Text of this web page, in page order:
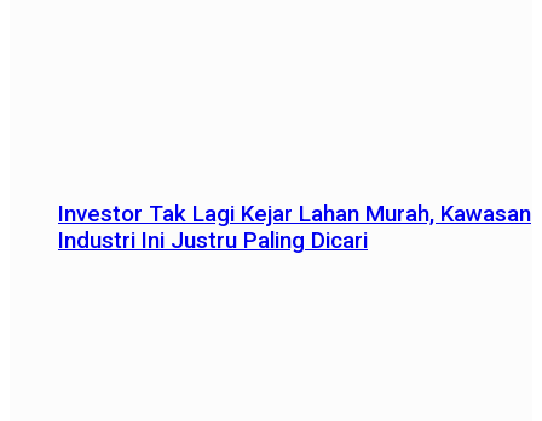
Investor Tak Lagi Kejar Lahan Murah, Kawasan
Industri Ini Justru Paling Dicari